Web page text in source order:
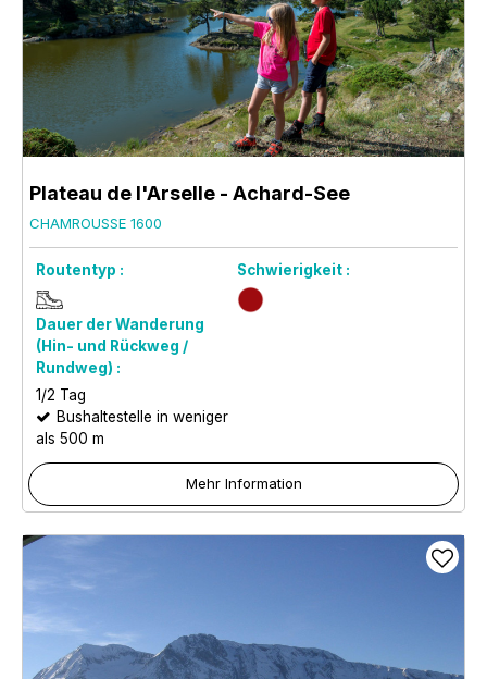
Plateau de l'Arselle - Achard-See
CHAMROUSSE 1600
Routentyp : Schwierigkeit :
Dauer der Wanderung
(Hin- und Rückweg /
Rundweg) :
1/2 Tag
Bushaltestelle in weniger
als 500 m
Mehr Information